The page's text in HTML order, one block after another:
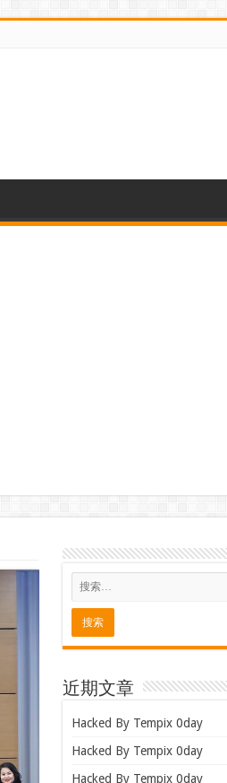
近期文章
Hacked By Tempix 0day
Hacked By Tempix 0day
Hacked By Tempix 0day